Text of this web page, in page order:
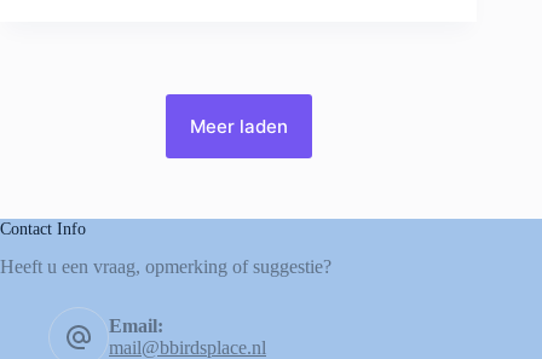
Meer laden
Contact Info
Heeft u een vraag, opmerking of suggestie?
Email:
mail@bbirdsplace.nl